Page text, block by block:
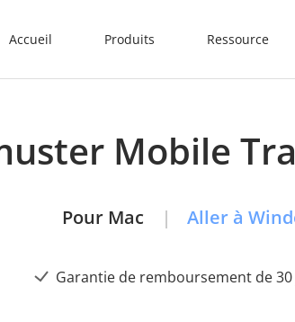
Accueil Produits Ressource
Mobile
Pour Mac Aller à
Garantie de remboursement de